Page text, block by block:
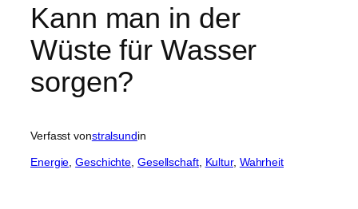
Kann man in der
Wüste für Wasser
sorgen?
Verfasst vonstralsundin
Energie , Geschichte Gesellschaft, Kultur, Wahrheit